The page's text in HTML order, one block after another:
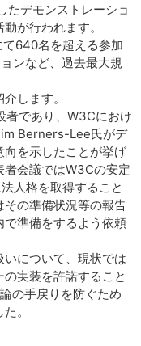
たデモンストレーショ
が行われます。
640名を超える参加
ンなど、過去最大規
します。
者であり、W3Cにおけ
Berners-Lee氏がデ
向を示したことが挙げ
者会議ではW3Cの安定
人格を取得すること
の準備状況等の報告
準備をするよう依頼
について、現状では
実装を許諾すること
の手戻りを防ぐため
。